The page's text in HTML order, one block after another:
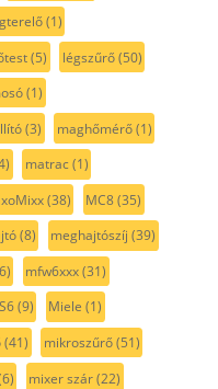
(1)
(5) légszűrő(50)
(1)
(3) maghőmérő(1)
matrac(1)
(38) MC8(35)
(8) meghajtószíj (39)
mfw6xxx(31)
(9) Miele (1)
(41) mikroszűrő(51)
mixer szár(22)